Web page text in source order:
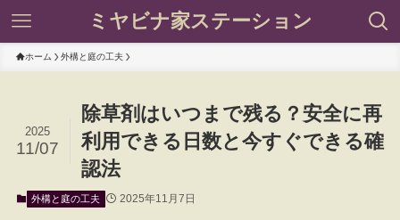
ミヤビナ家ステーション
ホーム 外構と庭の工夫
除草剤はいつまで残る？安全に再
利用できる日数と今すぐできる確
認法
2025
11/07
外構と庭の工夫 2025年11月7日